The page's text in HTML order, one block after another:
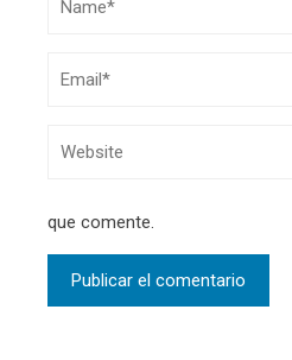
que comente.